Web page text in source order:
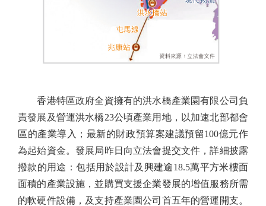
香港特區政府全資擁有的洪水橋產業園有限公司負
責發展及營運洪水橋23公頃產業用地，以加速北部都會
區的產業導入；最新的財政預算案建議預留100億元作
為起始資金。發展局昨日向立法會提交文件，詳細披露
撥款的用途：包括用於設計及興建逾18.5萬平方米樓面
面積的產業設施，並購買支援企業發展的增值服務所需
的軟硬件設備，及支持產業園公司首五年的營運開支。